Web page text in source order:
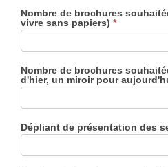
Nombre de brochures
vivre sans papiers) *
Nombre de brochures
d'hier, un miroir pour
Dépliant de présentation des